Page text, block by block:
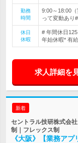
勤務
時間
9:00～18:00
って変動あり
休日
休暇
# 年間休日
年始休暇* 有
求人詳細を
新着
セントラル技研株式会
制｜フレックス制
《大阪》【業務ア